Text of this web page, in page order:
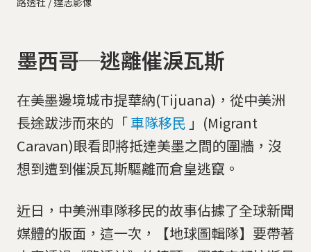
墨西哥─逃離催淚瓦斯
在美墨邊境城市提華納(Tijuana)，從中美洲
長途跋涉而來的「車隊移民 」(Migrant
Caravan)眼看即將抵達美墨之間的圍牆，沒
想到遭到催淚瓦斯驅離而倉皇逃竄。
近日，中美洲車隊移民的故事佔據了全球新聞
媒體的版面，這一次，【地球圖輯隊】要帶著